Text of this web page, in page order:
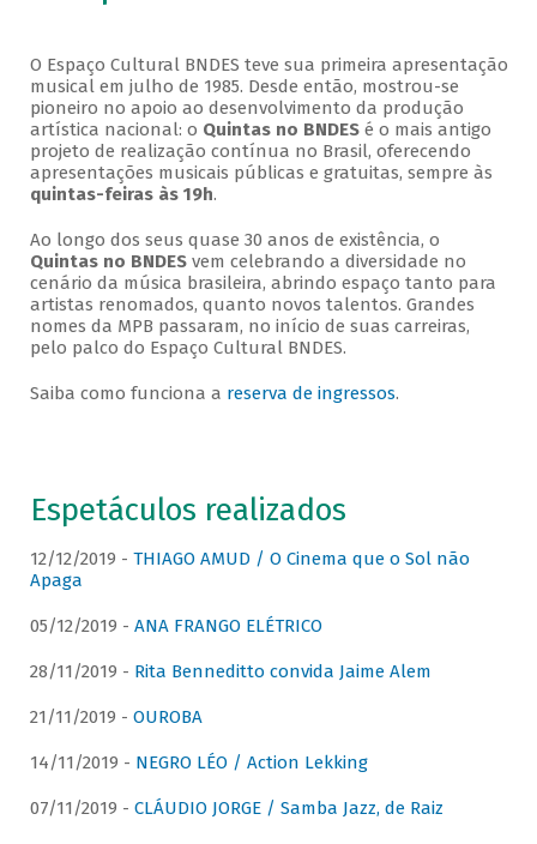
O Espaço Cultural BNDES teve sua primeira apresentação
musical em julho de 1985. Desde então, mostrou-se
pioneiro no apoio ao desenvolvimento da produção
artística nacional: o Quintas no BNDESé o mais antigo
projeto de realização contínua no Brasil, oferecendo
apresentações musicais públicas e gratuitas, sempre às
quintas-feiras às 19h.
Ao longo dos seus quase 30 anos de existência, o
Quintas no BNDESvem celebrando a diversidade no
cenário da música brasileira, abrindo espaço tanto para
artistas renomados, quanto novos talentos. Grandes
nomes da MPB passaram, no início de suas carreiras,
pelo palco do Espaço Cultural BNDES.
Saiba como funciona a reserva de ingressos.
Espetáculos realizados
12/12/2019 - THIAGO AMUD / O Cinema que o Sol não
Apaga
05/12/2019 - ANA FRANGO ELÉTRICO
28/11/2019 - Rita Benneditto convida Jaime Alem
21/11/2019 - OUROBA
14/11/2019 - NEGRO LÉO / Action Lekking
07/11/2019 - CLÁUDIO JORGE / Samba Jazz, de Raiz